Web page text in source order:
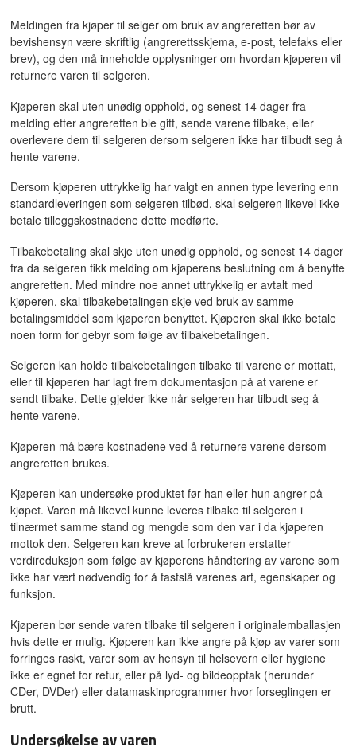
Meldingen fra kjøper til selger om bruk av angreretten bør av
bevishensyn være skriftlig (angrerettsskjema, e-post, telefaks eller
brev), og den må inneholde opplysninger om hvordan kjøperen vil
returnere varen til selgeren.
Kjøperen skal uten unødig opphold, og senest 14 dager fra
melding etter angreretten ble gitt, sende varene tilbake, eller
overlevere dem til selgeren dersom selgeren ikke har tilbudt seg å
hente varene.
Dersom kjøperen uttrykkelig har valgt en annen type levering enn
standardleveringen som selgeren tilbød, skal selgeren likevel ikke
betale tilleggskostnadene dette medførte.
Tilbakebetaling skal skje uten unødig opphold, og senest 14 dager
fra da selgeren fikk melding om kjøperens beslutning om å benytte
angreretten. Med mindre noe annet uttrykkelig er avtalt med
kjøperen, skal tilbakebetalingen skje ved bruk av samme
betalingsmiddel som kjøperen benyttet. Kjøperen skal ikke betale
noen form for gebyr som følge av tilbakebetalingen.
Selgeren kan holde tilbakebetalingen tilbake til varene er mottatt,
eller til kjøperen har lagt frem dokumentasjon på at varene er
sendt tilbake. Dette gjelder ikke når selgeren har tilbudt seg å
hente varene.
Kjøperen må bære kostnadene ved å returnere varene dersom
angreretten brukes.
Kjøperen kan undersøke produktet før han eller hun angrer på
kjøpet. Varen må likevel kunne leveres tilbake til selgeren i
tilnærmet samme stand og mengde som den var i da kjøperen
mottok den. Selgeren kan kreve at forbrukeren erstatter
verdireduksjon som følge av kjøperens håndtering av varene som
ikke har vært nødvendig for å fastslå varenes art, egenskaper og
funksjon.
Kjøperen bør sende varen tilbake til selgeren i originalemballasjen
hvis dette er mulig. Kjøperen kan ikke angre på kjøp av varer som
forringes raskt, varer som av hensyn til helsevern eller hygiene
ikke er egnet for retur, eller på lyd- og bildeopptak (herunder
CDer, DVDer) eller datamaskinprogrammer hvor forseglingen er
brutt.
Undersøkelse av varen